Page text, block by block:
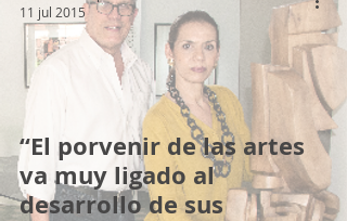
“El porvenir de las artes
va muy ligado al
desarrollo de sus
11 jul 2015